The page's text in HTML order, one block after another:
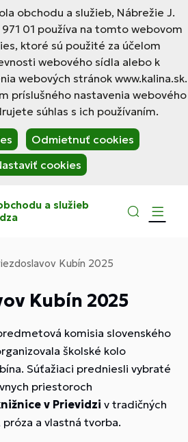
obchodu a služieb, Nábrežie J.
971 01 používa na tomto webovom
ktoré sú použité za účelom
webového sídla alebo k
webových stránok www.kalina.sk.
príslušného nastavenia webového
súhlas s ich používaním.
Odmietnuť cookies
cookies
a služieb
Kubín 2025
Kubín 2025
komisia slovenského
školské kolo
Súťažiaci predniesli vybraté
priestoroch
v Prievidzi v tradičných
a vlastná tvorba.